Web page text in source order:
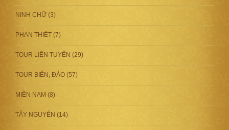
NINH CHỮ (3)
PHAN THIẾT (7)
TOUR LIÊN TUYẾN (29)
TOUR BIỂN, ĐẢO (57)
MIỀN NAM (8)
TÂY NGUYÊN (14)